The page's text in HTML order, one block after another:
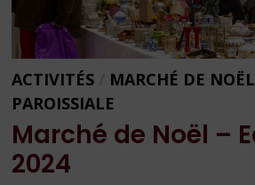
ACTIVITÉS MARCHÉ DE NOËL
PAROISSIALE
Marché de Noël –
2024